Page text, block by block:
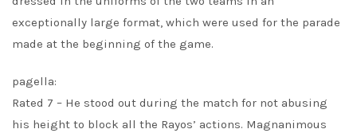
exceptionally large format, which were used for the parade
made at the beginning of the game.
pagella:
Rated 7 – He stood out during the match for not abusing
his height to block all the Rayos’ actions. Magnanimous